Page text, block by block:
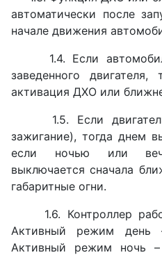
автоматически после
начале движения
1.4. Если
заведенного
активация ДХО или
1.5. Если двигатель
зажигание), тогда днем
если ночью или
выключается сначала
габаритные огни.
1.6. Контроллер
Активный режим день
Активный режим ночь –